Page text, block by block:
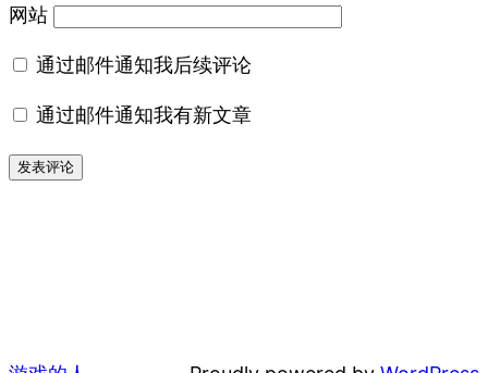
网站
通过邮件通知我后续评论
通过邮件通知我有新文章